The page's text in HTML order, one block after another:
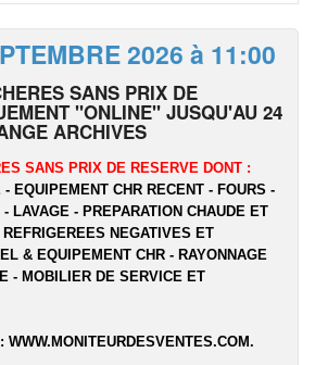
2026 à 11:00
SANS PRIX DE
"ONLINE" JUSQU'AU 24
ARCHIVES
SANS PRIX DE RESERVE DONT :
EQUIPEMENT CHR RECENT - FOURS -
LAVAGE - PREPARATION CHAUDE ET
NEGATIVES ET
& EQUIPEMENT CHR - RAYONNAGE
- MOBILIER DE SERVICE ET
WWW.MONITEURDESVENTES.COM.